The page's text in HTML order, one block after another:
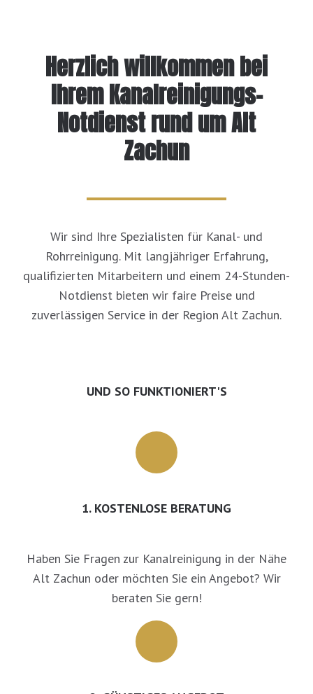
Herzlich willkommen bei
Ihrem Kanalreinigungs-
Notdienst rund um Alt
Zachun
Wir sind Ihre Spezialisten für Kanal- und
Rohrreinigung. Mit langjähriger Erfahrung,
qualifizierten Mitarbeitern und einem 24-Stunden-
Notdienst bieten wir faire Preise und
zuverlässigen Service in der Region Alt Zachun.
UND SO FUNKTIONIERT'S
1. KOSTENLOSE BERATUNG
Haben Sie Fragen zur Kanalreinigung in der Nähe
Alt Zachun oder möchten Sie ein Angebot? Wir
beraten Sie gern!